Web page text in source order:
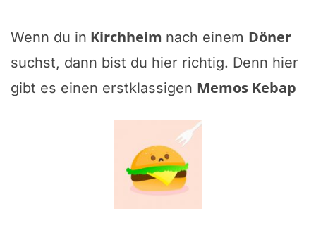
Wenn du in Kirchheim nach einem Döner
suchst, dann bist du hier richtig. Denn hier
gibt es einen erstklassigen Memos Kebap